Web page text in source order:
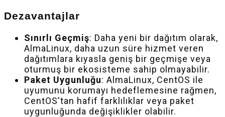
Dezavantajlar
Sınırlı Geçmiş: Daha yeni bir dağıtım olarak,
AlmaLinux, daha uzun süre hizmet veren
dağıtımlara kıyasla geniş bir geçmişe veya
oturmuş bir ekosisteme sahip olmayabilir.
Paket Uygunluğu: AlmaLinux, CentOS ile
uyumunu korumayı hedeflemesine rağmen,
CentOS'tan hafif farklılıklar veya paket
uygunluğunda değişiklikler olabilir.